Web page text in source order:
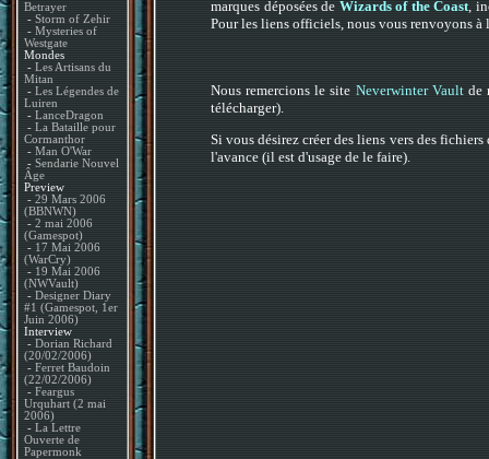
Betrayer
- Storm of Zehir
- Mysteries of
Westgate
Mondes
- Les Artisans du
Mitan
- Les Légendes de
Luiren
- LanceDragon
- La Bataille pour
Cormanthor
- Man O'War
- Sendarie Nouvel
Âge
Preview
- 29 Mars 2006
(BBNWN)
- 2 mai 2006
(Gamespot)
- 17 Mai 2006
(WarCry)
- 19 Mai 2006
(NWVault)
- Designer Diary
#1 (Gamespot, 1er
Juin 2006)
Interview
- Dorian Richard
(20/02/2006)
- Ferret Baudoin
(22/02/2006)
- Feargus
Urquhart (2 mai
2006)
- La Lettre
Ouverte de
Papermonk
marques déposées de Wizards of the Coast ,
Pour les liens officiels, nous vous renvoyons
Nous remercions le site Neverwinter Vaultde
télécharger).
Si vous désirez créer des liens vers des
l'avance (il est d'usage de le faire).